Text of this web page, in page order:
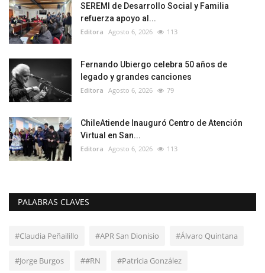
SEREMI de Desarrollo Social y Familia
refuerza apoyo al...
Editora Agosto 6, 2026 113
Fernando Ubiergo celebra 50 años de
legado y grandes canciones
Editora Agosto 6, 2026 79
ChileAtiende Inauguró Centro de Atención
Virtual en San...
Editora Agosto 6, 2026 113
PALABRAS CLAVES
#Claudia Peñailillo #APR San Dionisio #Álvaro Quintana
#Jorge Burgos ##RN #Patricia González